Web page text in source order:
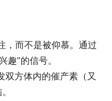
，而不是被仰慕。通过
”的信号。
双方体内的催产素（又